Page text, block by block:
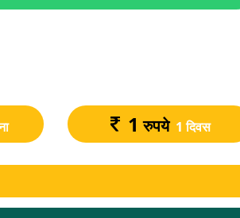
1 रुपये 1 दिवस